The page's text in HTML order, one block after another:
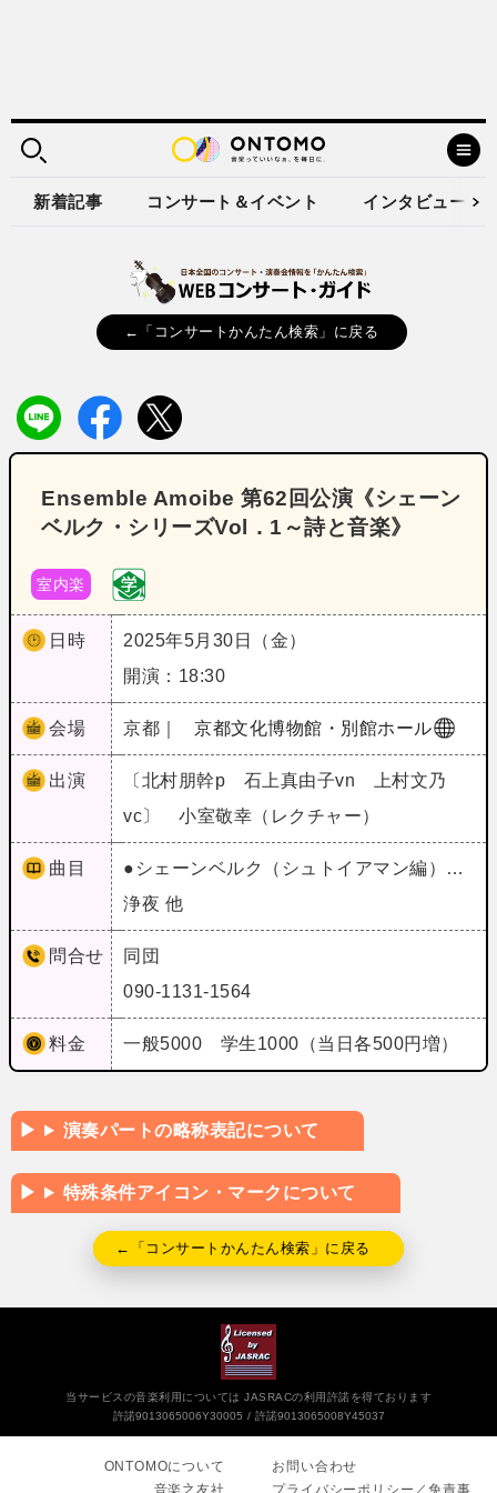
新着記事 コンサート＆イベント インタビュー
←「コンサートかんたん検索」に戻る
Ensemble Amoibe 第62回公演《シェーン
ベルク・シリーズVol．1～詩と音楽》
室内楽
日時
2025年5月30日（金）
開演：18:30
会場 京都｜ 京都文化博物館・別館ホール
出演
〔北村朋幹p 石上真由子vn 上村文乃
vc〕 小室敬幸（レクチャー）
曲目
●シェーンベルク（シュトイアマン編）…
浄夜 他
問合せ
同団
090-1131-1564
料金 一般5000 学生1000（当日各500円増）
演奏パートの略称表記について
特殊条件アイコン・マークについて
←「コンサートかんたん検索」に戻る
当サービスの音楽利用については JASRACの利用許諾を得ております
許諾9013065006Y30005
許諾9013065008Y45037
ONTOMOについて
音楽之友社
お問い合わせ
プライバシーポリシー／免責事